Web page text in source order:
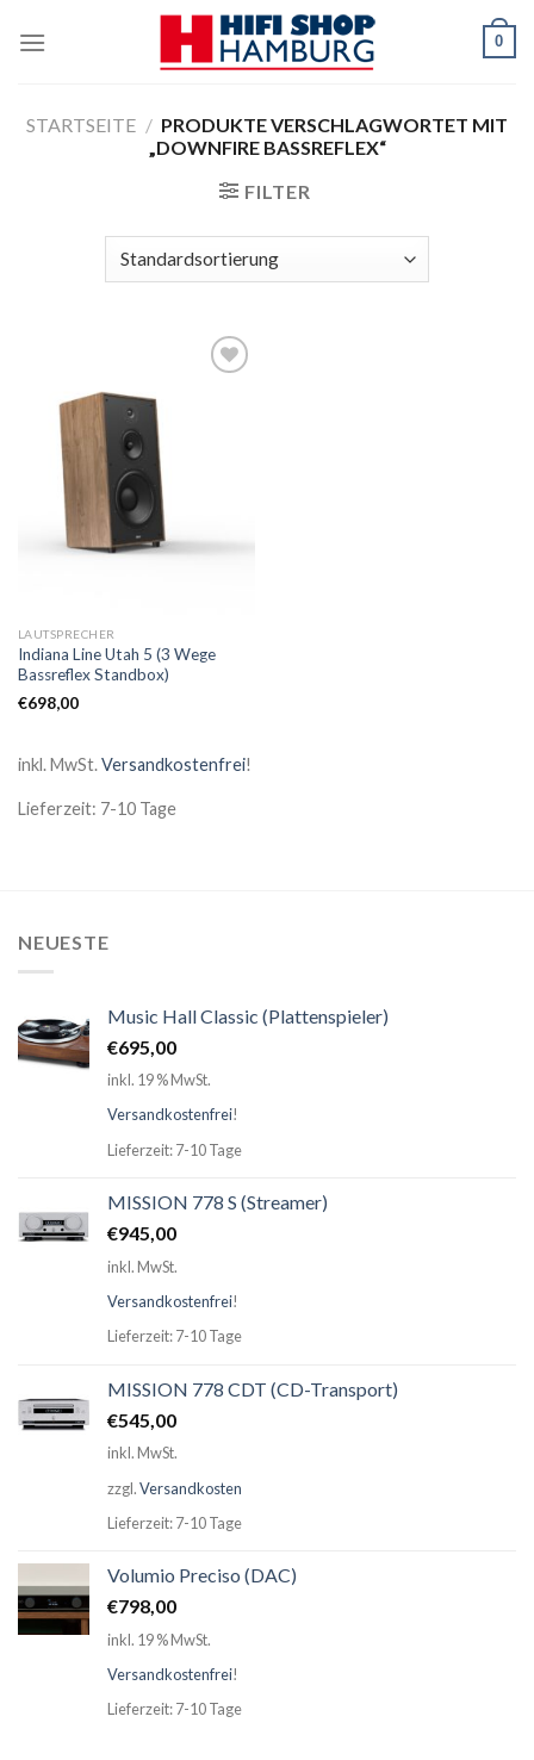
0
STARTSEITE / PRODUKTE VERSCHLAGWORTET MIT
„DOWNFIRE BASSREFLEX“
FILTER
LAUTSPRECHER
Indiana Line Utah 5 (3 Wege
Bassreflex Standbox)
€698,00
inkl. MwSt.Versandkostenfrei!
Lieferzeit: 7-10 Tage
NEUESTE
Music Hall Classic (Plattenspieler)
€695,00
inkl. 19 % MwSt.
Versandkostenfrei!
Lieferzeit: 7-10 Tage
MISSION 778 S (Streamer)
€945,00
inkl. MwSt.
Versandkostenfrei!
Lieferzeit: 7-10 Tage
MISSION 778 CDT (CD-Transport)
€545,00
inkl. MwSt.
zzgl.Versandkosten
Lieferzeit: 7-10 Tage
Volumio Preciso (DAC)
€798,00
inkl. 19 % MwSt.
Versandkostenfrei!
Lieferzeit: 7-10 Tage